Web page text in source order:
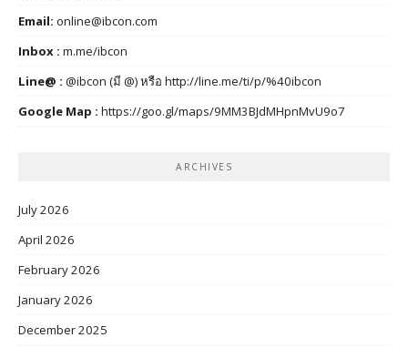
Email: online@ibcon.com
Inbox : m.me/ibcon
Line@ : @ibcon (มี @) หรือ http://line.me/ti/p/%40ibcon
Google Map : https://goo.gl/maps/9MM3BJdMHpnMvU9o7
ARCHIVES
July 2026
April 2026
February 2026
January 2026
December 2025